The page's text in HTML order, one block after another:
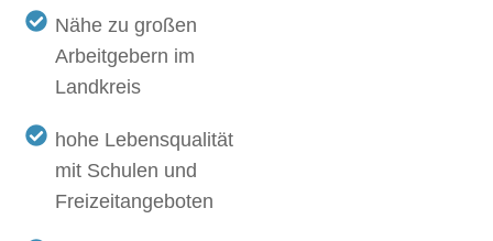
Nähe zu großen
Arbeitgebern im
Landkreis
hohe Lebensqualität
mit Schulen und
Freizeitangeboten